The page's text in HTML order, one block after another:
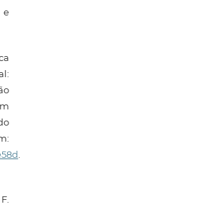
e